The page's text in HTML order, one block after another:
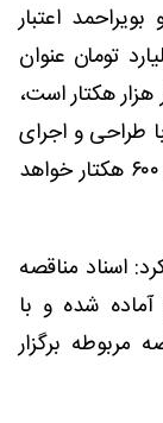
اعتبار
پروژه در سال جاری را ۱۰۰ میلیارد تومان عنوان
هکتار است،
طراحی و اجرای
بخش‌های ضروری پروژه در سطحی حدود ۶۰۰ هکتار خواهد
اسناد مناقصه
شده و با
مربوطه برگزار